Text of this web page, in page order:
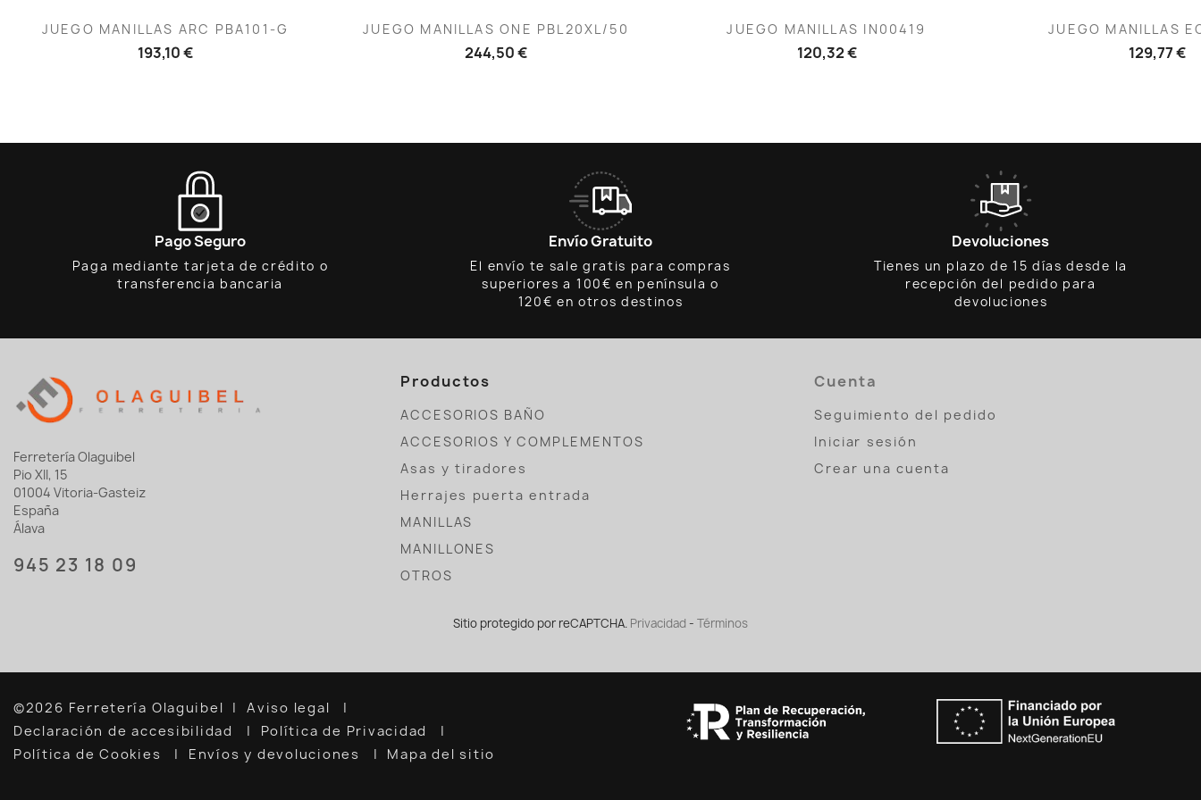
 Vista rápida
JUEGO MANILLAS ARC PBA101-G
193,10 €
 Vista rápida
JUEGO MANILLAS ONE PBL20XL/50
244,50 €
Vista rápida
JUEGO MANILLAS IN00419
120,32 €
Vista
JUEGO MANILLAS
129,77 €
Pago Seguro
Paga mediante tarjeta de crédito o
transferencia bancaria
Envío Gratuito
El envío te sale gratis para compras
superiores a 100€ en península o
120€ en otros destinos
Devoluciones
Tienes un plazo de 15 días desde la
recepción del pedido para
devoluciones
Ferretería Olaguibel
Pio XII, 15
01004 Vitoria-Gasteiz
España
Álava
945 23 18 09
Productos
ACCESORIOS BAÑO
ACCESORIOS Y COMPLEMENTOS
Asas y tiradores
Herrajes puerta entrada
MANILLAS
MANILLONES
OTROS
Cuenta
Seguimiento del pedido
Iniciar sesión
Crear una cuenta
Sitio protegido por reCAPTCHA. Privacidad - Términos
©2026 Ferretería Olaguibel
Aviso legal
Declaración de accesibilidad
Política de Privacidad
Política de Cookies
Envíos y devoluciones Mapa del sitio